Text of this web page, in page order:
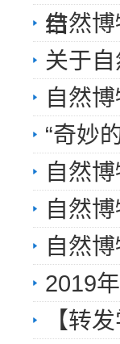
结
自然
关于
自然
“奇妙
自然
自然
自然
2019
【转